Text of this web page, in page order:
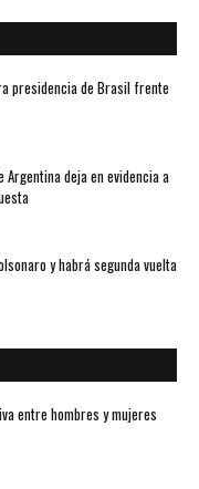
presidencia de Brasil frente
deja en evidencia a
y habrá segunda vuelta
entre hombres y mujeres